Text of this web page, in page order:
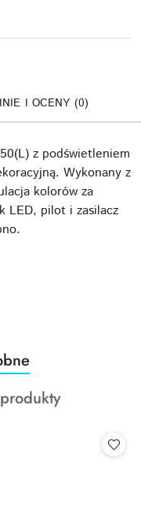
I OCENY (0)
z podświetleniem
Wykonany z
kolorów za
LED, pilot i zasilacz